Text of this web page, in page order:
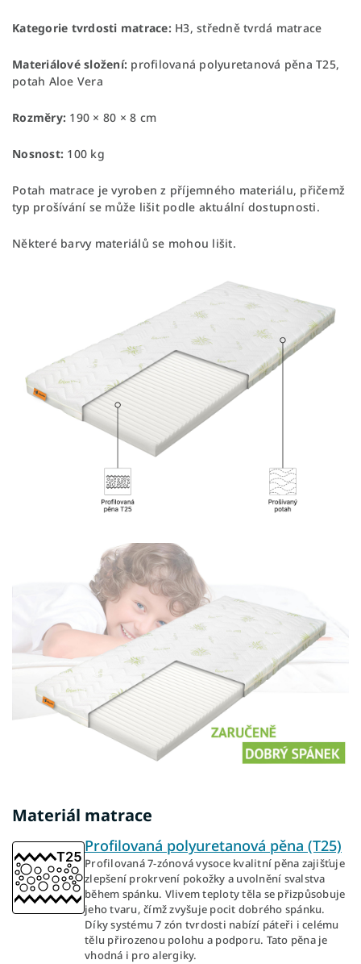
Kategorie tvrdosti matrace: H3, středně tvrdá matrace
Materiálové složení: profilovaná polyuretanová pěna T25,
potah Aloe Vera
Rozměry: 190 × 80 × 8 cm
Nosnost: 100 kg
Potah matrace je vyroben z příjemného materiálu, přičemž
typ prošívání se může lišit podle aktuální dostupnosti.
Některé barvy materiálů se mohou lišit.
Materiál matrace
Profilovaná polyuretanová pěna (T25)
Profilovaná 7-zónová vysoce kvalitní pěna zajišťuje
zlepšení prokrvení pokožky a uvolnění svalstva
během spánku. Vlivem teploty těla se přizpůsobuje
jeho tvaru, čímž zvyšuje pocit dobrého spánku.
Díky systému 7 zón tvrdosti nabízí páteři i celému
tělu přirozenou polohu a podporu. Tato pěna je
vhodná i pro alergiky.